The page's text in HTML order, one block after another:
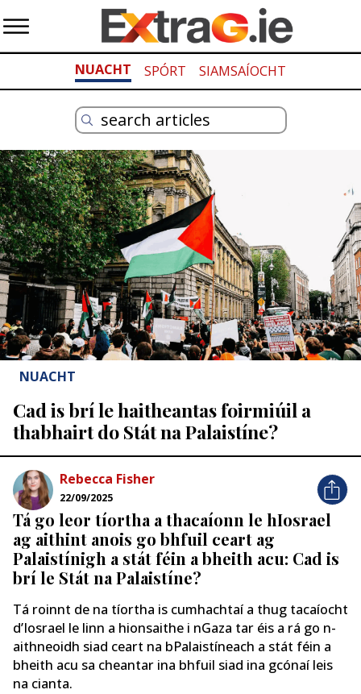
NUACHT SPÓRT SIAMSAÍOCHT
NUACHT
Cad is brí le haitheantas foirmiúil a
thabhairt do Stát na Palaistíne?
Rebecca Fisher
22/09/2025
Tá go leor tíortha a thacaíonn le hIosrael
ag aithint anois go bhfuil ceart ag
Palaistínigh a stát féin a bheith acu: Cad is
brí le Stát na Palaistíne?
Tá roinnt de na tíortha is cumhachtaí a thug tacaíocht
d’Iosrael le linn a hionsaithe i nGaza tar éis a rá go n-
aithneoidh siad ceart na bPalaistíneach a stát féin a
bheith acu sa cheantar ina bhfuil siad ina gcónaí leis
na cianta.